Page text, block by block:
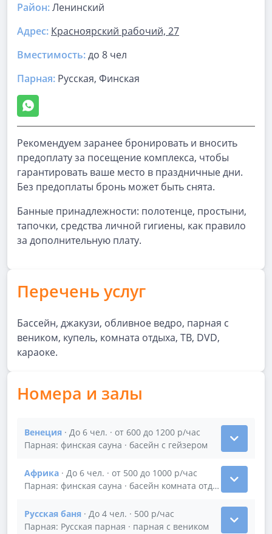
Район:Ленинский
Адрес: Красноярский рабочий, 27
Вместимость:до 8 чел
Парная: Русская, Финская
Рекомендуем заранее бронировать и вносить
предоплату за посещение комплекса, чтобы
гарантировать ваше место в праздничные дни.
Без предоплаты бронь может быть снята.
Банные принадлежности: полотенце, простыни,
тапочки, средства личной гигиены, как правило
за дополнительную плату.
Перечень услуг
Бассейн, джакузи, обливное ведро, парная с
веником, купель, комната отдыха, ТВ, DVD,
караоке.
Номера и залы
Венеция · До 6 чел. · от 600 до 1200 р/час
Парная: финская сауна · басейн с гейзером
Показать подробности зала Венеция
Африка · До 6 чел. · от 500 до 1000 р/час
Парная: финская сауна · басейн комната отдыха
Показать подробности зала Африка
Русская баня · До 4 чел. · 500 р/час
Парная: Русская парная · парная с веником
Показать подробности зала Русская баня